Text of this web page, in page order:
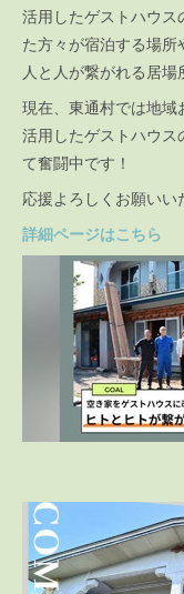
活用したゲストハウ
た方々が宿泊する場所
人と人が繋がれる居場
現在、東通村では地
活用したゲストハウ
て奮闘中です！
応援よろしくお願いい
詳細ページはこちら